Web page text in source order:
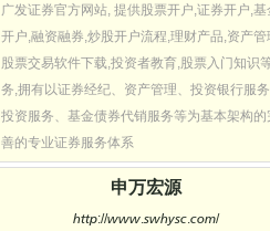
广发证券官方网站, 提供股票开户,证券开户,基
开户,融资融券,炒股开户流程,理财产品,资产管
股票交易软件下载,投资者教育,股票入门知识
务,拥有以证券经纪、资产管理、投资银行服务
投资服务、基金债券代销服务等为基本架构的
善的专业证券服务体系
申万宏源
http://www.swhysc.com/